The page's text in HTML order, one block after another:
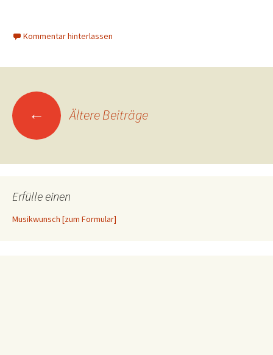
Kommentar hinterlassen
Beitragsnavigation
← Ältere Beiträge
Erfülle einen
Musikwunsch [zum Formular]